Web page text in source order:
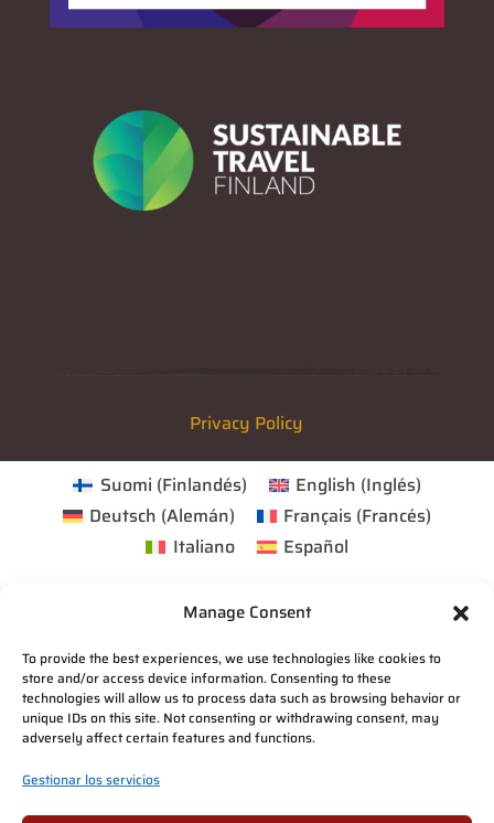
Manage Consent
To provide the best experiences, we use technologies like cookies to
store and/or access device information. Consenting to these
technologies will allow us to process data such as browsing behavior or
unique IDs on this site. Not consenting or withdrawing consent, may
adversely affect certain features and functions.
Gestionar los servicios
Privacy Policy
Suomi (Finlandés) English (Inglés)
Deutsch (Alemán) Français (Francés)
Italiano
Español